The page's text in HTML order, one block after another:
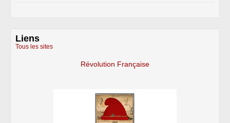
Liens
Tous les sites
Révolution Française